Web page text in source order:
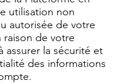
utilisation non
autorisée de votre
raison de votre
assurer la sécurité et
des informations